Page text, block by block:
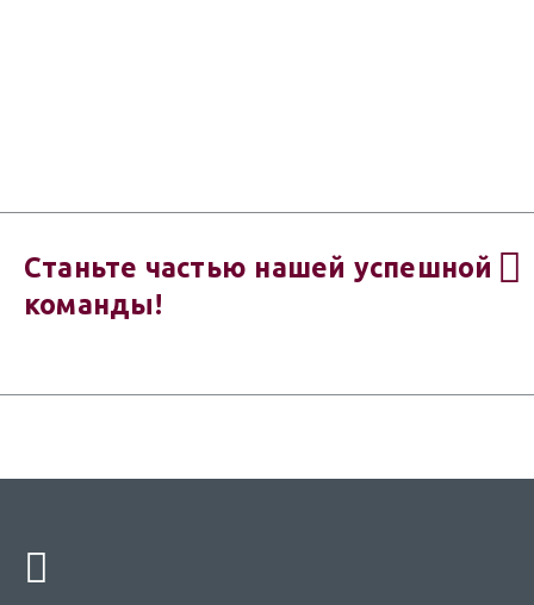
Станьте частью нашей успешной
команды!